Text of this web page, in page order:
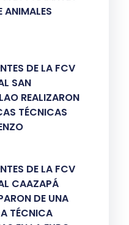
ANIMALES
DE LA FCV
SAN
REALIZARON
TÉCNICAS
DE LA FCV
CAAZAPÁ
DE UNA
TÉCNICA